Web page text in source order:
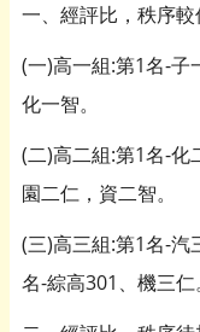
一、經評比，秩序
(一)高一組:第1名-子
化一智。
(二)高二組:第1名-化
園二仁，資二智。
(三)高三組:第1名-汽
名-綜高301、機三仁。